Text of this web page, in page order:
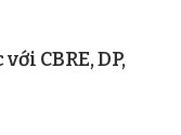
CBRE, DP,